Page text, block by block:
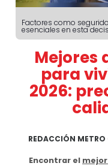
Factores como
esenciales en esta
Mejores
para
2026:
REDACCIÓN
Encontrar el